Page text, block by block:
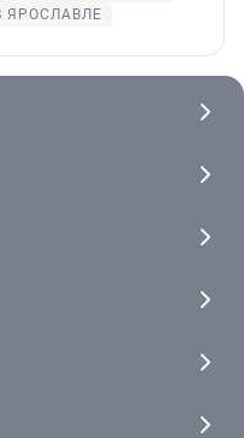
ЯРОСЛАВЛЕ